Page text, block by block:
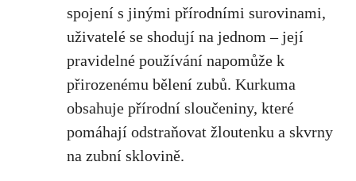
⁣spojení s jinými přírodními ​surovinami,
uživatelé se shodují na ⁤jednom – její
pravidelné používání napomůže k
přirozenému bělení zubů. Kurkuma ​
obsahuje přírodní sloučeniny, ⁣které
pomáhají odstraňovat žloutenku a‍ skvrny
na zubní sklovině.